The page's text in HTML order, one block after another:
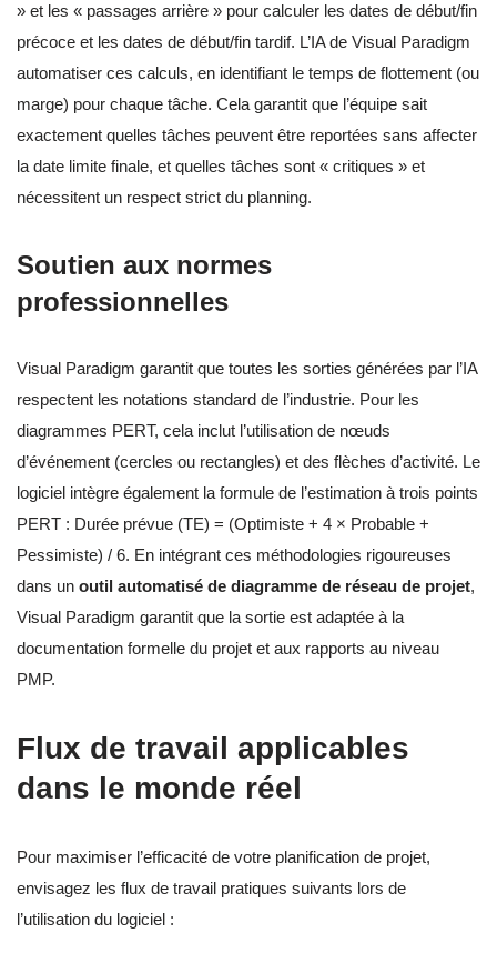
» et les « passages arrière » pour calculer les dates de début/fin
précoce et les dates de début/fin tardif. L’IA de Visual Paradigm
automatiser ces calculs, en identifiant le temps de flottement (ou
marge) pour chaque tâche. Cela garantit que l’équipe sait
exactement quelles tâches peuvent être reportées sans affecter
la date limite finale, et quelles tâches sont « critiques » et
nécessitent un respect strict du planning.
Soutien aux normes
professionnelles
Visual Paradigm garantit que toutes les sorties générées par l’IA
respectent les notations standard de l’industrie. Pour les
diagrammes PERT, cela inclut l’utilisation de nœuds
d’événement (cercles ou rectangles) et des flèches d’activité. Le
logiciel intègre également la formule de l’estimation à trois points
PERT : Durée prévue (TE) = (Optimiste + 4 × Probable +
Pessimiste) / 6. En intégrant ces méthodologies rigoureuses
dans un outil automatisé de diagramme de réseau de projet,
Visual Paradigm garantit que la sortie est adaptée à la
documentation formelle du projet et aux rapports au niveau
PMP.
Flux de travail applicables
dans le monde réel
Pour maximiser l’efficacité de votre planification de projet,
envisagez les flux de travail pratiques suivants lors de
l’utilisation du logiciel :